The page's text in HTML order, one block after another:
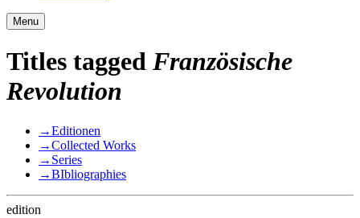
Menu
Titles tagged Französische
Revolution
→Editionen
→Collected Works
→ Series
→BIbliographies
edition